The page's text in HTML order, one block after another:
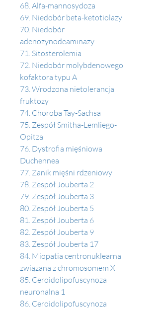
68. Alfa-mannosydoza
69. Niedobór beta-ketotiolazy
70. Niedobór
adenozynodeaminazy
71. Sitosterolemia
72. Niedobór molybdenowego
kofaktora typu A
73. Wrodzona nietolerancja
fruktozy
74. Choroba Tay-Sachsa
75. Zespół Smitha-Lemliego-
Opitza
76. Dystrofia mięśniowa
Duchennea
77. Zanik mięśni rdzeniowy
78. Zespół Jouberta 2
79. Zespół Jouberta 3
80. Zespół Jouberta 5
81. Zespół Jouberta 6
82. Zespół Jouberta 9
83. Zespół Jouberta 17
84. Miopatia centronuklearna
związana z chromosomem X
85. Ceroidolipofuscynoza
neuronalna 1
86. Ceroidolipofuscynoza